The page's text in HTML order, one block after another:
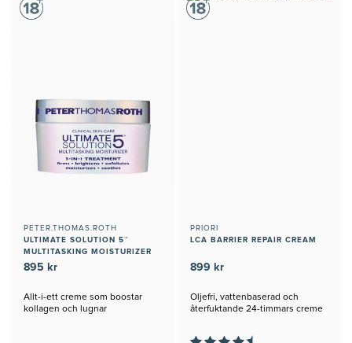
PETER.THOMAS.ROTH
ULTIMATE SOLUTION 5™
MULTITASKING MOISTURIZER
895 kr
Allt-i-ett creme som boostar
kollagen och lugnar
PRIORI
LCA BARRIER REPAIR CREAM
899 kr
Oljefri, vattenbaserad och
återfuktande 24-timmars creme